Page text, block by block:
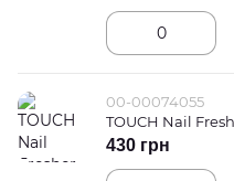
00-00074055
TOUCH Nail
430 грн